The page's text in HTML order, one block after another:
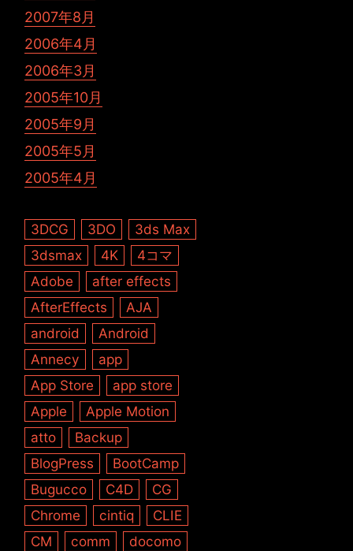
2007年8月
2006年4月
2006年3月
2005年10月
2005年9月
2005年5月
2005年4月
3DCG 3DO
3ds Max
3dsmax
4K
4コマ
Adobe
after effects
AfterEffects
AJA
android
Android
Annecy
app
App Store
app store
Apple
Apple Motion
atto
Backup
BlogPress
BootCamp
Bugucco
C4D
CG
Chrome
cintiq
CLIE
CM
comm
docomo